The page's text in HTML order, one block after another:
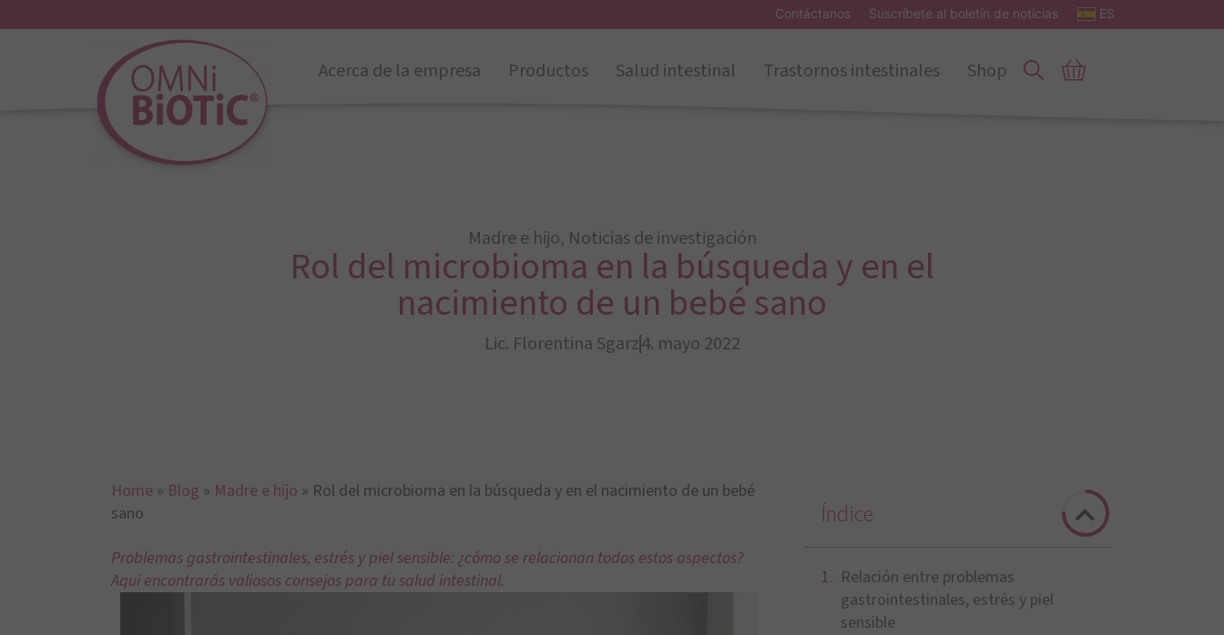
Contáctanos Suscríbete al boletín de noticias ES
Acerca de la empresa Productos Salud intestinal Trastornos intestinales Shop
Madre e hijo, Noticias de investigación
Rol del microbioma en la búsqueda y en el
nacimiento de un bebé sano
Lic. Florentina Sgarz4. mayo 2022
Home » Blog » Madre e hijo » Rol del microbioma en la búsqueda y en el nacimiento de un bebé
sano
Problemas gastrointestinales, estrés y piel sensible: ¿cómo se relacionan todos estos aspectos?
Aquí encontrarás valiosos consejos para tu salud intestinal.
Índice
Relación entre problemas
gastrointestinales, estrés y piel
sensible